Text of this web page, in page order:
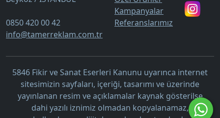
0850 420 00 42
info@tamerreklam.com.tr
Kampanyalar
Referanslarımız
5846 Fikir ve Sanat Eserleri Kanunu uyarınca internet
sitesimizin sayfaları, içeriği, tasarımı ve üzerinde
yayınlanan resim ve açıklamalar kaynak gösterilse
dahi yazılı iznimiz olmadan kopyalanamaz,